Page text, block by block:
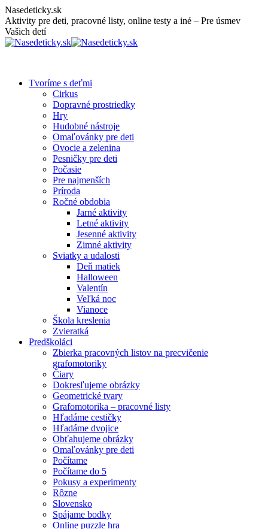
Skip
to
content
Nasedeticky.sk
Aktivity pre deti, pracovné listy, online testy a iné – Pre úsmev
Vašich detí
Tvoríme s deťmi
Cirkus
Dopravné prostriedky
Hry
Hudobné nástroje
Omaľovánky pre deti
Ovocie a zelenina
Pesničky pre deti
Počasie
Pre najmenších
Príroda
Ročné obdobia
Jarné aktivity
Letné aktivity
Jesenné aktivity
Zimné aktivity
Sviatky a udalosti
Deň matiek
Halloween
Valentín
Veľká noc
Vianoce
Škola kreslenia
Zvieratká
Predškoláci
Zbierka pracovných listov na precvičenie
grafomotoriky
Čiary
Dokresľujeme obrázky
Geometrické tvary
Grafomotorika – pracovné listy
Hľadáme cestičky
Hľadáme dvojice
Obťahujeme obrázky
Omaľovánky pre deti
Počítame
Počítame do 5
Pokusy a experimenty
Rôzne
Slovensko
Spájame bodky
Online puzzle hra